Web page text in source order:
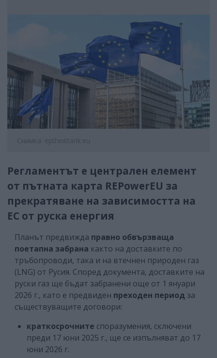
Снимка: epthinktank.eu
Регламентът е централен елемент
от пътната карта REPowerEU за
прекратяване на зависимостта на
ЕС от руска енергия
Планът предвижда правно обвързваща
поетапна забрана както на доставките по
тръбопроводи, така и на втечнен природен газ
(LNG) от Русия. Според документа, доставките на
руски газ ще бъдат забранени още от 1 януари
2026 г., като е предвиден преходен период за
съществуващите договори:
краткосрочните споразумения, сключени
преди 17 юни 2025 г., ще се изпълняват до 17
юни 2026 г.